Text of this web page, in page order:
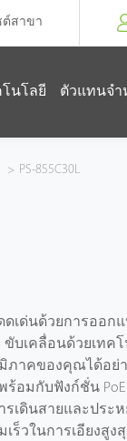
ต์สาขา
โนโลยี ตัวแทนจำ
> PS-855C30L
ดดเด่นด้วยการออ
ขับเคลื่อนด้วยเทค
าคของคุณได้อย่
มกับฟังก์ชั่น PoE
เดินสายและประ
ร็วในการเอียงสูง